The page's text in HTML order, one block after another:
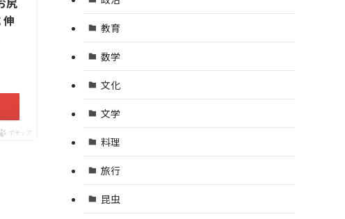
ポチップ
教育
数学
文化
文学
料理
旅行
昆虫